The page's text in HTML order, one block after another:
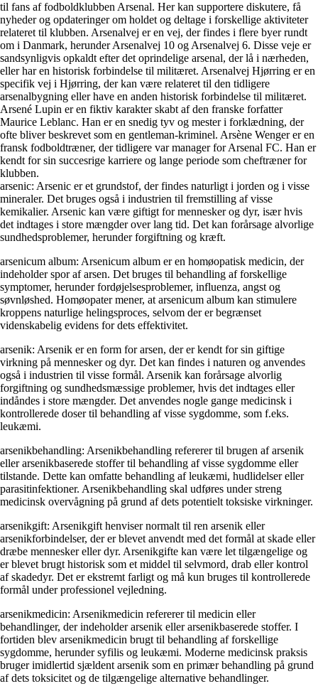
til fans af fodboldklubben Arsenal. Her kan supportere diskutere, få
nyheder og opdateringer om holdet og deltage i forskellige aktiviteter
relateret til klubben. Arsenalvej er en vej, der findes i flere byer rundt
om i Danmark, herunder Arsenalvej 10 og Arsenalvej 6. Disse veje er
sandsynligvis opkaldt efter det oprindelige arsenal, der lå i nærheden,
eller har en historisk forbindelse til militæret. Arsenalvej Hjørring er en
specifik vej i Hjørring, der kan være relateret til den tidligere
arsenalbygning eller have en anden historisk forbindelse til militæret.
Arsené Lupin er en fiktiv karakter skabt af den franske forfatter
Maurice Leblanc. Han er en snedig tyv og mester i forklædning, der
ofte bliver beskrevet som en gentleman-kriminel. Arsène Wenger er en
fransk fodboldtræner, der tidligere var manager for Arsenal FC. Han er
kendt for sin succesrige karriere og lange periode som cheftræner for
klubben.
arsenic: Arsenic er et grundstof, der findes naturligt i jorden og i visse
mineraler. Det bruges også i industrien til fremstilling af visse
kemikalier. Arsenic kan være giftigt for mennesker og dyr, især hvis
det indtages i store mængder over lang tid. Det kan forårsage alvorlige
sundhedsproblemer, herunder forgiftning og kræft.
arsenicum album: Arsenicum album er en homøopatisk medicin, der
indeholder spor af arsen. Det bruges til behandling af forskellige
symptomer, herunder fordøjelsesproblemer, influenza, angst og
søvnløshed. Homøopater mener, at arsenicum album kan stimulere
kroppens naturlige helingsproces, selvom der er begrænset
videnskabelig evidens for dets effektivitet.
arsenik: Arsenik er en form for arsen, der er kendt for sin giftige
virkning på mennesker og dyr. Det kan findes i naturen og anvendes
også i industrien til visse formål. Arsenik kan forårsage alvorlig
forgiftning og sundhedsmæssige problemer, hvis det indtages eller
indåndes i store mængder. Det anvendes nogle gange medicinsk i
kontrollerede doser til behandling af visse sygdomme, som f.eks.
leukæmi.
arsenikbehandling: Arsenikbehandling refererer til brugen af ​​arsenik
eller arsenikbaserede stoffer til behandling af visse sygdomme eller
tilstande. Dette kan omfatte behandling af leukæmi, hudlidelser eller
parasitinfektioner. Arsenikbehandling skal udføres under streng
medicinsk overvågning på grund af dets potentielt toksiske virkninger.
arsenikgift: Arsenikgift henviser normalt til ren arsenik eller
arsenikforbindelser, der er blevet anvendt med det formål at skade eller
dræbe mennesker eller dyr. Arsenikgifte kan være let tilgængelige og
er blevet brugt historisk som et middel til selvmord, drab eller kontrol
af skadedyr. Det er ekstremt farligt og må kun bruges til kontrollerede
formål under professionel vejledning.
arsenikmedicin: Arsenikmedicin refererer til medicin eller
behandlinger, der indeholder arsenik eller arsenikbaserede stoffer. I
fortiden blev arsenikmedicin brugt til behandling af forskellige
sygdomme, herunder syfilis og leukæmi. Moderne medicinsk praksis
bruger imidlertid sjældent arsenik som en primær behandling på grund
af dets toksicitet og de tilgængelige alternative behandlinger.